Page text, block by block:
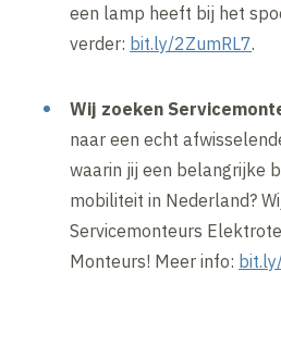
een lamp heeft bij het
verder: bit.ly/2ZumRL7.
Wij zoeken
naar een echt
waarin jij een belangrijke
mobiliteit in Nederland?
Servicemonteurs
Monteurs! Meer info: